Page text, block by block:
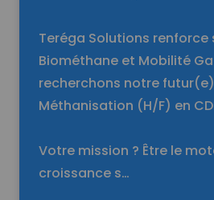
Teréga Solutions renforce
Biométhane et Mobilité
recherchons notre
Méthanisation (H/F) en
Votre mission ? Être le
croissance s…